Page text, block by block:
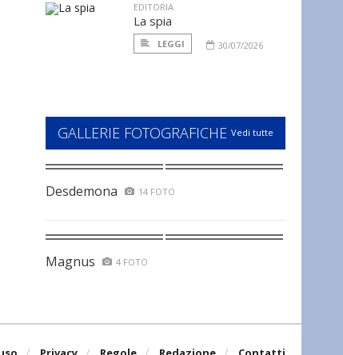
EDITORIA
La spia
LEGGI 30/07/2026
GALLERIE FOTOGRAFICHE Vedi tutte
Desdemona 14 FOTO
Magnus 4 FOTO